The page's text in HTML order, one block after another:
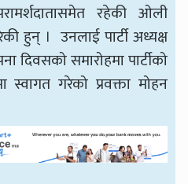
रहेकी ओली
हुन् । उनलाई पार्टी अध्यक्ष
दिवसको समारोहमा पार्टीको
स्वागत गरेको प्रवक्ता मोहन